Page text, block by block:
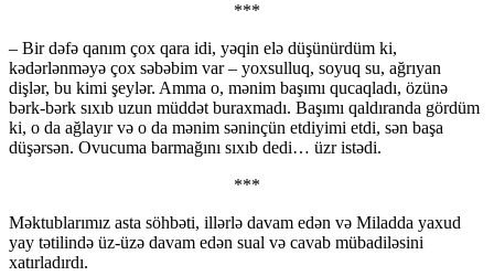
***
– Bir dəfə qanım çox qara idi, yəqin elə düşünürdüm ki,
kədərlənməyə çox səbəbim var – yoxsulluq, soyuq su, ağrıyan
dişlər, bu kimi şeylər. Amma o, mənim başımı qucaqladı, özünə
bərk-bərk sıxıb uzun müddət buraxmadı. Başımı qaldıranda gördüm
ki, o da ağlayır və o da mənim səninçün etdiyimi etdi, sən başa
düşərsən. Ovucuma barmağını sıxıb dedi… üzr istədi.
***
Məktublarımız asta söhbəti, illərlə davam edən və Miladda yaxud
yay tətilində üz-üzə davam edən sual və cavab mübadiləsini
xatırladırdı.